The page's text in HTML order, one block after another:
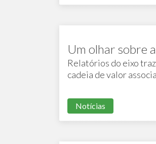
Um olhar sobre
Relatórios do eixo
cadeia de valor
Notícias